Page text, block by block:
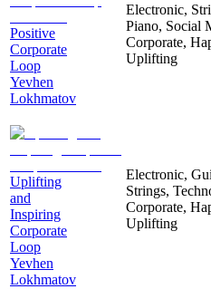
Positive
Corporate
Loop
Yevhen
Lokhmatov
Electronic,
Piano, Social
Corporate,
Uplifting
Uplifting
and
Inspiring
Corporate
Loop
Yevhen
Lokhmatov
Electronic,
Strings,
Corporate,
Uplifting